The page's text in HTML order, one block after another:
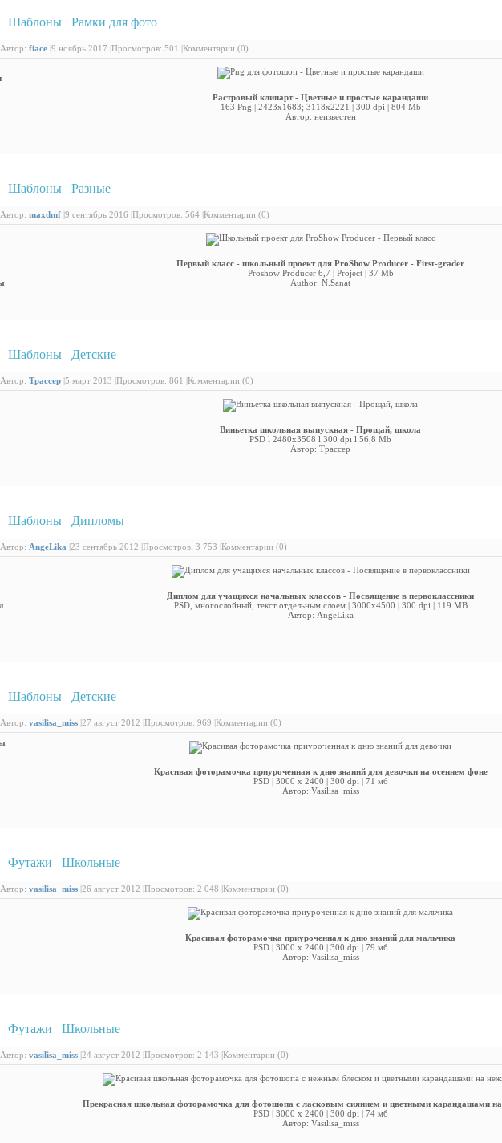
Шаблоны Рамки для фото
Автор: fiace |9 ноябрь 2017 |Просмотров: 501 |Комментарии (0)
Растровый клипарт - Цветные и простые карандаши
163 Png | 2423x1683; 3118х2221 | 300 dpi | 804 Mb
Автор: неизвестен
Шаблоны Разные
Автор: maxdmf |9 сентябрь 2016 |Просмотров: 564 |Комментарии (0)
Первый класс - школьный проект для ProShow Producer - First-grader
Proshow Producer 6,7 | Project | 37 Mb
Author: N.Sanat
Шаблоны Детские
Автор: Трассер |5 март 2013 |Просмотров: 861 |Комментарии (0)
Виньетка школьная выпускная - Прощай, школа
PSD l 2480x3508 l 300 dpi l 56,8 Mb
Автор: Трассер
Шаблоны Дипломы
Автор: AngeLika |23 сентябрь 2012 |Просмотров: 3 753 |Комментарии (0)
Диплом для учащихся начальных классов - Посвящение в первоклассники
PSD, многослойный, текст отдельным слоем | 3000x4500 | 300 dpi | 119 MB
Автор: AngeLika
Шаблоны Детские
Автор: vasilisa_miss |27 август 2012 |Просмотров: 969 |Комментарии (0)
Красивая фоторамочка приуроченная к дню знаний для девочки на осеннем фоне
PSD | 3000 х 2400 | 300 dpi | 71 мб
Автор: Vasilisa_miss
Футажи Школьные
Автор: vasilisa_miss |26 август 2012 |Просмотров: 2 048 |Комментарии (0)
Красивая фоторамочка приуроченная к дню знаний для мальчика
PSD | 3000 х 2400 | 300 dpi | 79 мб
Автор: Vasilisa_miss
Футажи Школьные
Автор: vasilisa_miss |24 август 2012 |Просмотров: 2 143 |Комментарии (0)
Прекрасная школьная фоторамочка для фотошопа с ласковым сиянием и цветными карандашами
PSD | 3000 х 2400 | 300 dpi | 74 мб
Автор: Vasilisa_miss